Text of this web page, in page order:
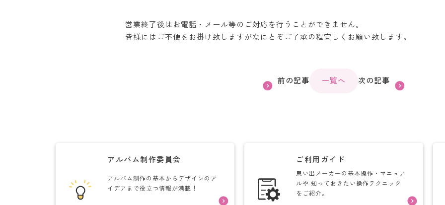
営業終了後はお電話・メール等のご対応を行うことができません。
皆様にはご不便をお掛け致しますがなにとぞご了承の程宜しくお願い致します。
前の記事 一覧へ 次の記事
アルバム制作委員会
アルバム制作の基本からデザインのア
イデアまで役立つ情報が満載！
ご利用ガイド
思い出メーカーの基本操作・マニュア
ルや 知っておきたい操作テクニック
をご紹介。